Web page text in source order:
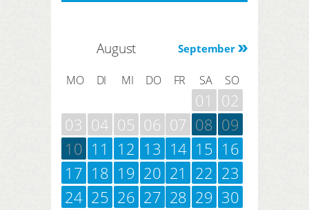
September
August
MO DI MI DO FR SA SO
01
02
03 04 05 06 07 08 09
10 11 12 13 14 15 16
17 18 19 20 21 22 23
24 25 26 27 28 29 30